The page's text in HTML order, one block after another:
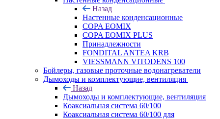
Назад
Настенные конденсационные
COPA EOMIX
COPA EOMIX PLUS
Принадлежности
FONDITAL ANTEA KRB
VIESSMANN VITODENS 100
Бойлеры, газовые проточные водонагреватели
Дымоходы и комплектующие, вентиляция
Назад
Дымоходы и комплектующие, вентиляция
Коаксиальная система 60/100
Коаксиальная система 60/100 для